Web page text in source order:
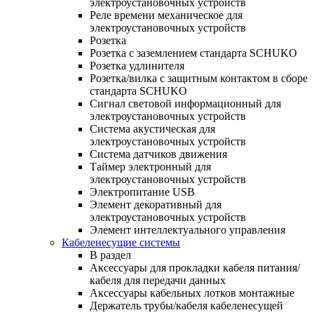
Реле времени механическое для
электроустановочных устройств
Розетка
Розетка с заземлением стандарта SCHUKO
Розетка удлинителя
Розетка/вилка с защитным контактом в сборе
стандарта SCHUKO
Сигнал световой информационный для
электроустановочных устройств
Система акустическая для
электроустановочных устройств
Система датчиков движения
Таймер электронный для
электроустановочных устройств
Электропитание USB
Элемент декоративный для
электроустановочных устройств
Элемент интеллектуального управления
Кабеленесущие системы
В раздел
Аксессуары для прокладки кабеля питания/
кабеля для передачи данных
Аксессуары кабельных лотков монтажные
Держатель трубы/кабеля кабеленесущей